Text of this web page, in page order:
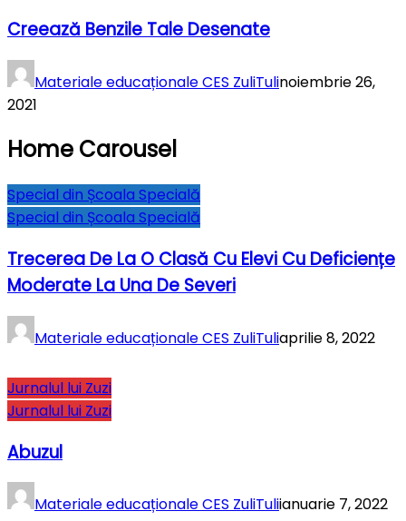
Creează Benzile Tale Desenate
Materiale educaționale CES ZuliTulinoiembrie 26,
2021
Home Carousel
Special din Școala Specială
Special din Școala Specială
Trecerea De La O Clasă Cu Elevi Cu Deficiențe
Moderate La Una De Severi
Materiale educaționale CES ZuliTuliaprilie 8, 2022
Jurnalul lui Zuzi
Jurnalul lui Zuzi
Abuzul
Materiale educaționale CES ZuliTuliianuarie 7, 2022